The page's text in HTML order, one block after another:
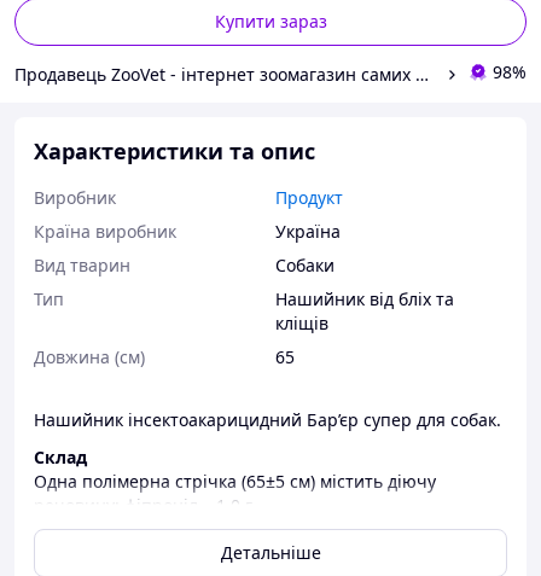
Купити зараз
Продавець ZooVet - інтернет зоомагазин самих низьких цін - Zoovetbaza.com.ua 98%
Характеристики та опис
Виробник
Продукт
Країна виробник
Україна
Вид тварин
Собаки
Тип
Нашийник від бліх та
кліщів
Довжина (см)
65
Нашийник інсектоакарицидний Бар’єр супер для собак.
Склад
Одна полімерна стрічка (65±5 см) містить діючу
речовину: фіпроніл – 1,0 г.
Фармакологічні властивості
Детальніше